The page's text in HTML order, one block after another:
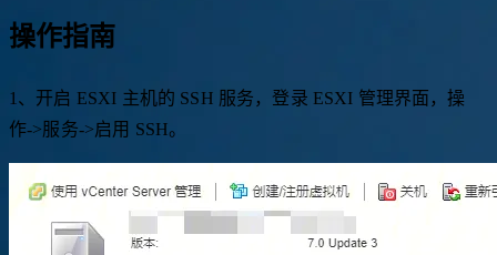
操作指南
1、开启 ESXI 主机的 SSH 服务，登录 ESXI 管理界面，操
作->服务->启用 SSH。